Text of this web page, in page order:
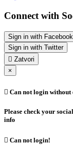
Connect with
Sign in with Facebook
Sign in with Twitter
 Zatvori
×
 Can not login without
Please check your
info
 Can not login!